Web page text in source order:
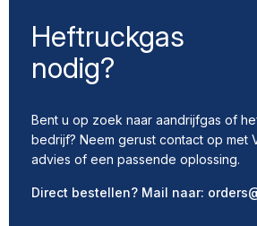
Heftruckgas
nodig?
Bent u op zoek naar aandrijfgas of
bedrijf? Neem gerust contact op met
advies of een passende oplossing.
Direct bestellen? Mail naar: